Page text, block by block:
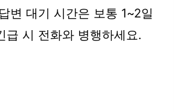
변 대기 시간은 보통 1~2일
급 시 전화와 병행하세요.